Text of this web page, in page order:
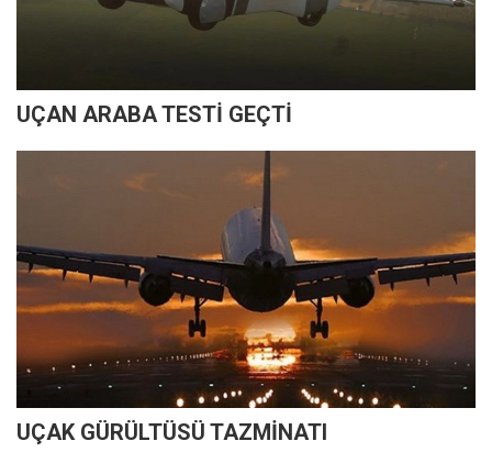
UÇAN ARABA TESTİ GEÇTİ
UÇAK GÜRÜLTÜSÜ TAZMİNATI